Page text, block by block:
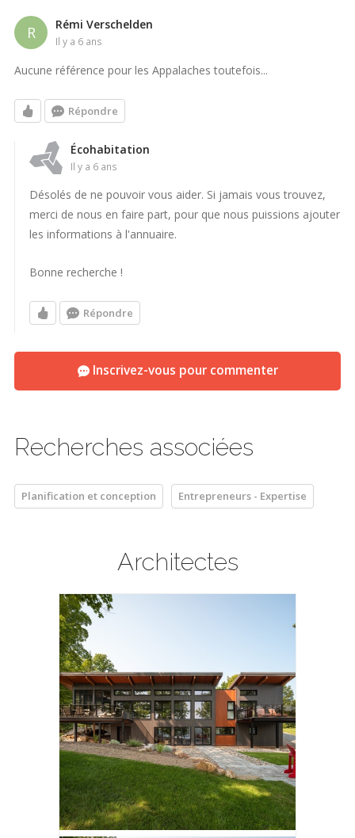
R Rémi Verschelden
il y a 6 ans
Aucune référence pour les Appalaches toutefois...
Répondre
Écohabitation
il y a 6 ans
Désolés de ne pouvoir vous aider. Si jamais vous trouvez,
merci de nous en faire part, pour que nous puissions ajouter
les informations à l'annuaire.
Bonne recherche !
Répondre
Inscrivez-vous pour commenter
Recherches associées
Planification et conception Entrepreneurs - Expertise
Architectes